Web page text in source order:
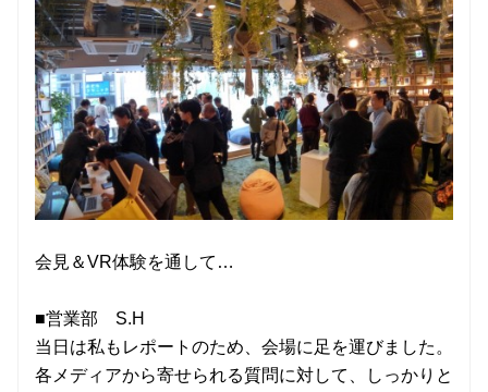
会見＆VR体験を通して…
■営業部 S.H
当日は私もレポートのため、会場に足を運びました。
各メディアから寄せられる質問に対して、しっかりと